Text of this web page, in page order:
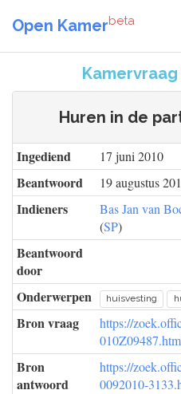
Open Kamerbeta
Kamervraag
Huren in de
Ingediend 17 juni 2010
Beantwoord 19 augustus
Indieners Bas Jan van
(SP)
Beantwoord
door
Onderwerpen
huisvesting
Bron vraag
https://
Bron
antwoord
https://
0092010-